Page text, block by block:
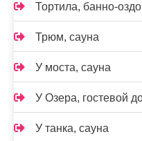
Тортила, банно-
Трюм, сауна
У моста, сауна
У Озера, гостевой
У танка, сауна